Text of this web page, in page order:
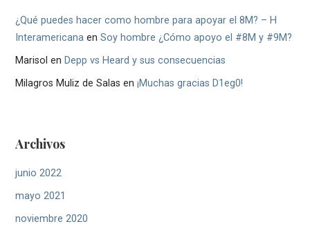
¿Qué puedes hacer como hombre para apoyar el 8M? – H
Interamericana enSoy hombre ¿Cómo apoyo el #8M y #9M?
Marisol en Depp vs Heard y sus consecuencias
Milagros Muliz de Salas en¡Muchas gracias D1eg0!
Archivos
junio 2022
mayo 2021
noviembre 2020